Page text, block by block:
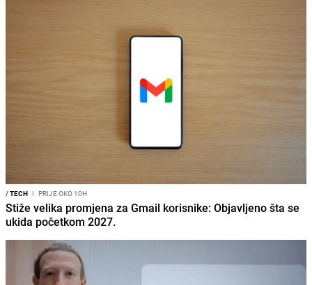
/TECH I PRIJE OKO 10H
Stiže velika promjena za Gmail korisnike: Objavljeno šta se
ukida početkom 2027.